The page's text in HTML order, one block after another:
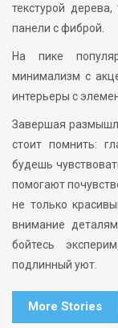
текстурой
панели с фиброй.
На пике
минимализм с
интерьеры с
Завершая
стоит помнить:
будешь
помогают
не только
внимание
бойтесь
подлинный уют.
More Stories